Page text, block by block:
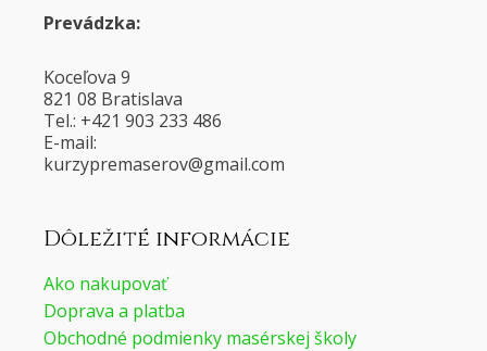
Prevádzka:
Koceľova 9
821 08 Bratislava
Tel.: +421 903 233 486
E-mail:
moc.liamg
@voresamerpyzruk
Dôležité informácie
Ako nakupovať
Doprava a platba
Obchodné podmienky masérskej školy